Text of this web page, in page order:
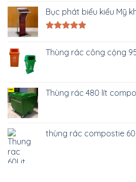
Bục phát biểu kiểu Mỹ
5 sao
Thùng rác công cộng
Thùng rác 480 lít
thùng rác compostie